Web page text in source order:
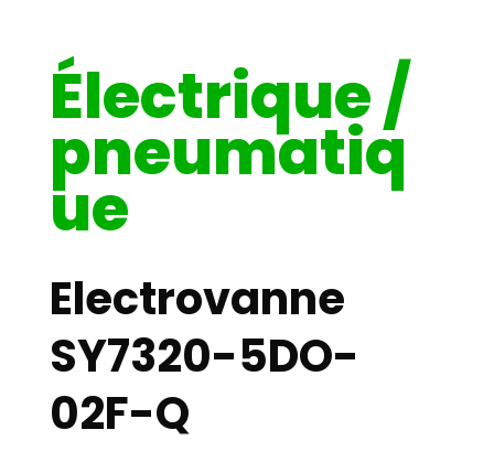
Électrique /
pneumatiq
ue
Electrovanne
SY7320-5DO-
02F-Q